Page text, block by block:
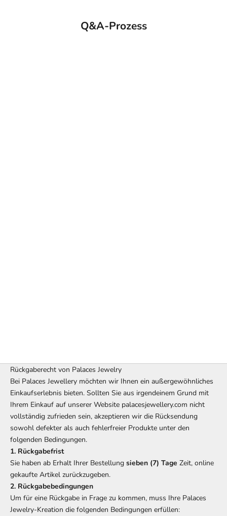
Q&A-Prozess
Rückgaberecht von Palaces Jewelry
Bei Palaces Jewellery möchten wir Ihnen ein außergewöhnliches
Einkaufserlebnis bieten. Sollten Sie aus irgendeinem Grund mit
Ihrem Einkauf auf unserer Website palacesjewellery.com nicht
vollständig zufrieden sein, akzeptieren wir die Rücksendung
sowohl defekter als auch fehlerfreier Produkte unter den
folgenden Bedingungen.
1. Rückgabefrist
Sie haben ab Erhalt Ihrer Bestellung sieben (7) Tage Zeit, online
gekaufte Artikel zurückzugeben.
2. Rückgabebedingungen
Um für eine Rückgabe in Frage zu kommen, muss Ihre Palaces
Jewelry-Kreation die folgenden Bedingungen erfüllen: